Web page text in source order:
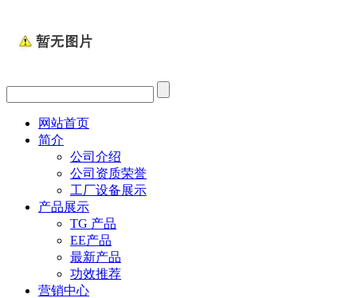
网站首页
简介
公司介绍
公司资质荣誉
工厂设备展示
产品展示
TG 产品
EE产品
最新产品
功效推荐
营销中心